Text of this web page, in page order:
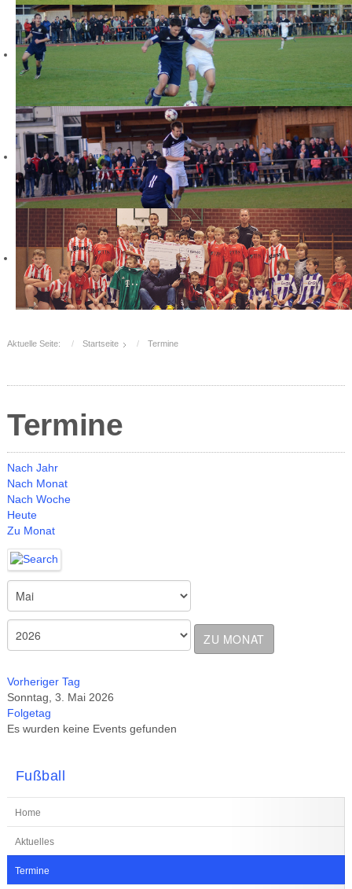
Aktuelle Seite: Startseite Termine
Termine
Nach Jahr
Nach Monat
Nach Woche
Heute
Zu Monat
ZU MONAT
Vorheriger Tag
Sonntag, 3. Mai 2026
Folgetag
Es wurden keine Events gefunden
Fußball
Home
Aktuelles
Termine